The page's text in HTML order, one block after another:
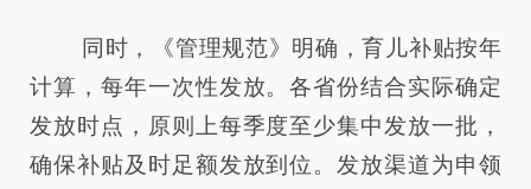
同时，《管理规范》明确，育儿补贴按年
计算，每年一次性发放。各省份结合实际确定
发放时点，原则上每季度至少集中发放一批，
确保补贴及时足额发放到位。发放渠道为申领